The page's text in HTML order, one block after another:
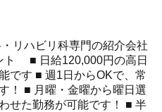
リハビリ科専門の紹介会社
■ 日給120,000円の高日
です ■ 週1日からOKで、常
！ ■ 月曜・金曜から曜日選
せた勤務が可能です！ ■ 半